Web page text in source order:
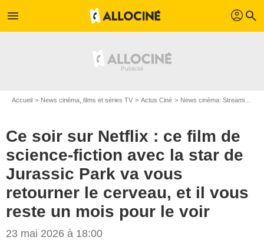
menu profil search
Accueil News cinéma, films et séries TV Actus Ciné News cinéma: Streaming
Ce soir sur Netflix : ce film de
science-fiction avec la star de
Jurassic Park va vous
retourner le cerveau, et il vous
reste un mois pour le voir
23 mai 2026 à 18:00